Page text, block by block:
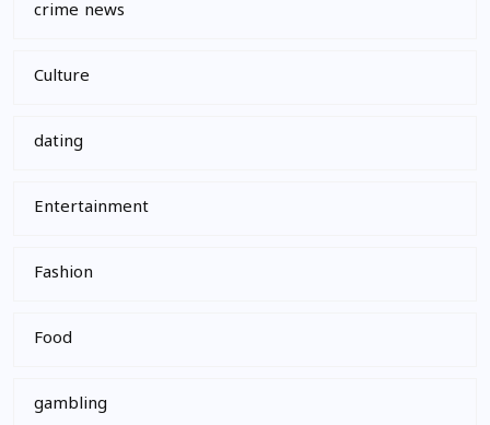
crime news
Culture
dating
Entertainment
Fashion
Food
gambling